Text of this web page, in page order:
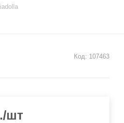
Код: 107463
/шт